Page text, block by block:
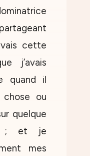
cette
j’avais
quand il
ou
quelque
; et je
mes